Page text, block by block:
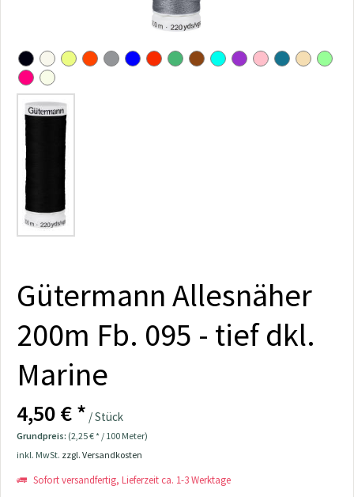
Gütermann Allesnäher
200m Fb. 095 - tief dkl.
Marine
4,50 € * / Stück
Grundpreis: (2,25 € * / 100 Meter)
inkl. MwSt. zzgl. Versandkosten
Sofort versandfertig, Lieferzeit ca. 1-3 Werktage